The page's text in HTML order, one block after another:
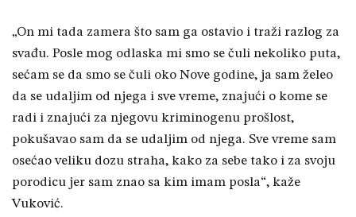
„On mi tada zamera što sam ga ostavio i traži razlog za
svađu. Posle mog odlaska mi smo se čuli nekoliko puta,
sećam se da smo se čuli oko Nove godine, ja sam želeo
da se udaljim od njega i sve vreme, znajući o kome se
radi i znajući za njegovu kriminogenu prošlost,
pokušavao sam da se udaljim od njega. Sve vreme sam
osećao veliku dozu straha, kako za sebe tako i za svoju
porodicu jer sam znao sa kim imam posla“, kaže
Vuković.